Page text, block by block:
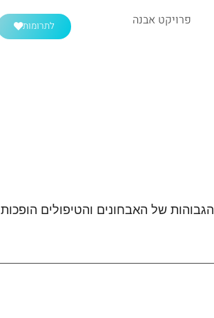
פרויקט אבנה
לתרומות
של האבחונים והטיפולים הופכות